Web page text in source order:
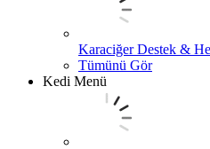
Karaciğer Destek &
Tümünü Gör
Kedi Menü